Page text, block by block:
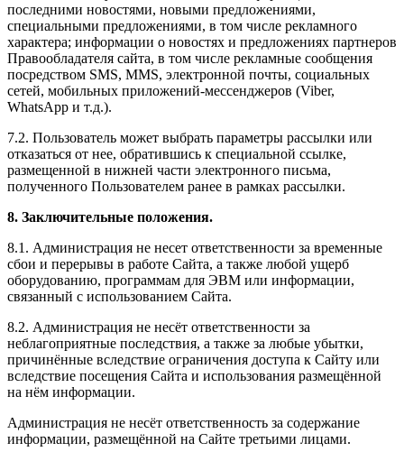
последними новостями, новыми предложениями,
специальными предложениями, в том числе рекламного
характера; информации о новостях и предложениях партнеров
Правообладателя сайта, в том числе рекламные сообщения
посредством SMS, MMS, электронной почты, социальных
сетей, мобильных приложений-мессенджеров (Viber,
WhatsApp и т.д.).
7.2. Пользователь может выбрать параметры рассылки или
отказаться от нее, обратившись к специальной ссылке,
размещенной в нижней части электронного письма,
полученного Пользователем ранее в рамках рассылки.
8. Заключительные положения.
8.1. Администрация не несет ответственности за временные
сбои и перерывы в работе Сайта, а также любой ущерб
оборудованию, программам для ЭВМ или информации,
связанный с использованием Сайта.
8.2. Администрация не несёт ответственности за
неблагоприятные последствия, а также за любые убытки,
причинённые вследствие ограничения доступа к Сайту или
вследствие посещения Сайта и использования размещённой
на нём информации.
Администрация не несёт ответственность за содержание
информации, размещённой на Сайте третьими лицами.